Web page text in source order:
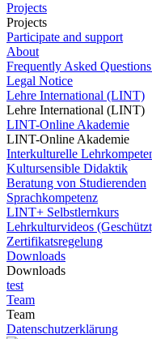
Projects
Projects
Participate and support
About
Frequently Asked
Legal Notice
Lehre International (LINT)
Lehre International (LINT)
LINT-Online Akademie
LINT-Online Akademie
Interkulturelle
Kultursensible Didaktik
Beratung von Studierenden
Sprachkompetenz
LINT+ Selbstlernkurs
Lehrkulturvideos
Zertifikatsregelung
Downloads
Downloads
test
Team
Team
Datenschutzerklärung